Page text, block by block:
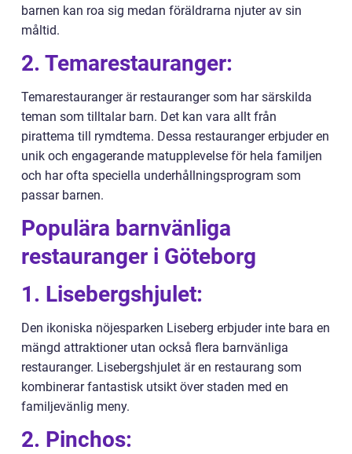
barnen kan roa sig medan föräldrarna njuter av sin
måltid.
2. Temarestauranger:
Temarestauranger är restauranger som har särskilda
teman som tilltalar barn. Det kan vara allt från
pirattema till rymdtema. Dessa restauranger erbjuder en
unik och engagerande matupplevelse för hela familjen
och har ofta speciella underhållningsprogram som
passar barnen.
Populära barnvänliga
restauranger i Göteborg
1. Lisebergshjulet:
Den ikoniska nöjesparken Liseberg erbjuder inte bara en
mängd attraktioner utan också flera barnvänliga
restauranger. Lisebergshjulet är en restaurang som
kombinerar fantastisk utsikt över staden med en
familjevänlig meny.
2. Pinchos: